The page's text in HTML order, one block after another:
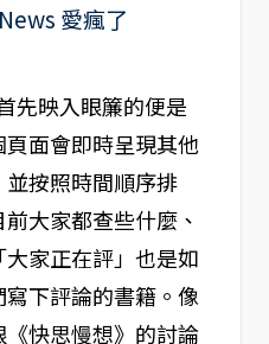
先映入眼簾的便是
頁面會即時呈現其他
按照時間順序排
大家都查些什麼、
家正在評」也是如
下評論的書籍。像
快思慢想》的討論